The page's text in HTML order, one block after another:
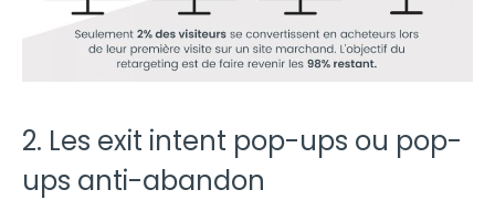
2. Les exit intent pop-ups ou pop-
ups anti-abandon